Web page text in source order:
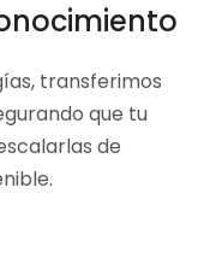
transferimos
que tu
de